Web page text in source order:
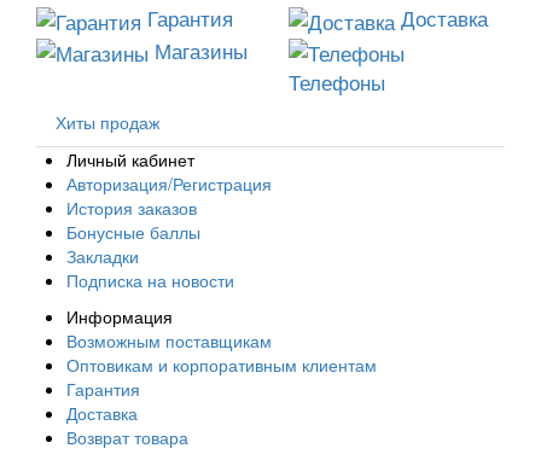
Гарантия
Доставка
Магазины
Телефоны
Хиты продаж
Личный кабинет
Авторизация/Регистрация
История заказов
Бонусные баллы
Закладки
Подписка на новости
Информация
Возможным поставщикам
Оптовикам и корпоративным клиентам
Гарантия
Доставка
Возврат товара